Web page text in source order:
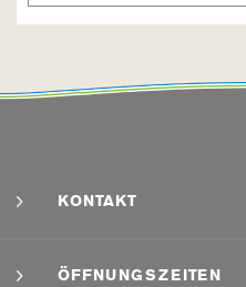
KONTAKT
ÖFFNUNGSZEITEN